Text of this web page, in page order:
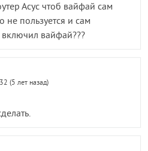
Асус чтоб вайфай сам
не пользуется и сам
вайфай???
(5 лет назад)